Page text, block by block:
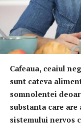
Cafeaua, ceaiul
sunt cateva
somnolentei
substanta care
sistemului nervos